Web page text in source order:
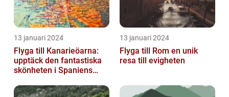
13 januari 2024
Flyga till Kanarieöarna:
upptäck den fantastiska
skönheten i Spaniens
13 januari 2024
Flyga till Rom en unik
resa till evigheten